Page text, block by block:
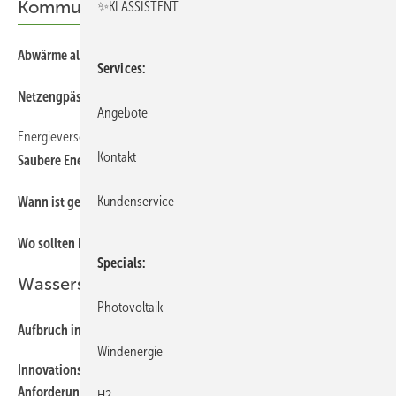
Kommunen
Abwärme als Schlüssel der kommunalen Wärmewende
Netzengpässe entschärfen
Energieversorger
Saubere Energie statt heißer Luft
Wann ist genug genug ?
Wo so llten Elektrolyseure entstehen?
Wasserstoff
Aufbruch in Blockadezeiten
I nnovationsausschreibungen nach EEG: Technische
Anforderungen sicher nachweisen
✨KI ASSISTENT
Services
Angebote
Kontakt
Kundenservice
Specials
Photovoltaik
Windenergie